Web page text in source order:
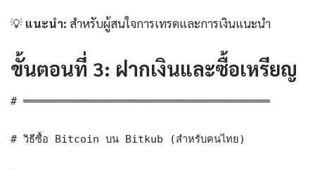
💡 แนะนำ: สำหรับผู้สนใจการเทรดและการเงินแนะนำ
ขั้นตอนที่ 3: ฝากเงินและซื้อเหรียญ
# ═══════════════════════════════════════
# วิธีซื้อ Bitcoin บน Bitkub (สำหรับคนไทย)